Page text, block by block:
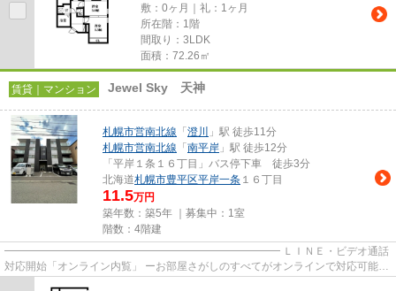
敷：0ヶ月｜礼：1ヶ月
所在階：1階
間取り：3LDK
面積：72.26㎡
賃貸｜マンション Jewel Sky 天神
札幌市営南北線 「 澄川
」駅 徒歩11分
札幌市営南北線 「 南平岸 」駅 徒歩12分
「平岸１条１６丁目」バス停下車 徒歩3分
北海道札幌市豊平区平岸一条 １６丁目
11.5万円
築年数：築5年 ｜募集中： 1室
階数：4階建
━━━━━━━━━━━━━━━━━━━━━━━━━━ ＬＩＮＥ・ビデオ通話
対応開始「オンライン内覧」 ーお部屋さがしのすべてがオンラインで対応可能ー